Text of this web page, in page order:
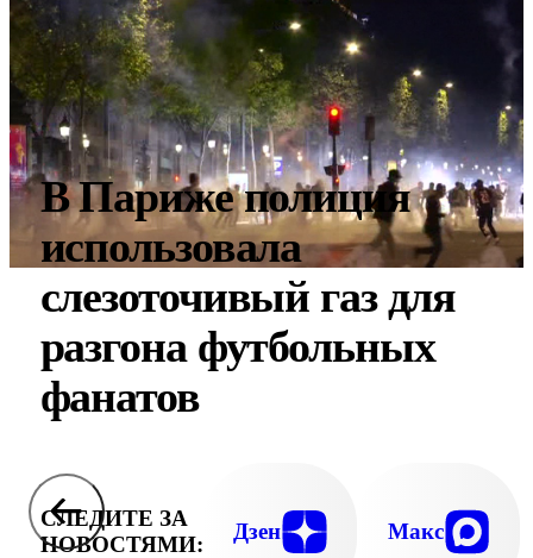
В Париже полиция
использовала
слезоточивый газ для
разгона футбольных
фанатов
СЛЕДИТЕ ЗА
НОВОСТЯМИ:
Дзен Макс